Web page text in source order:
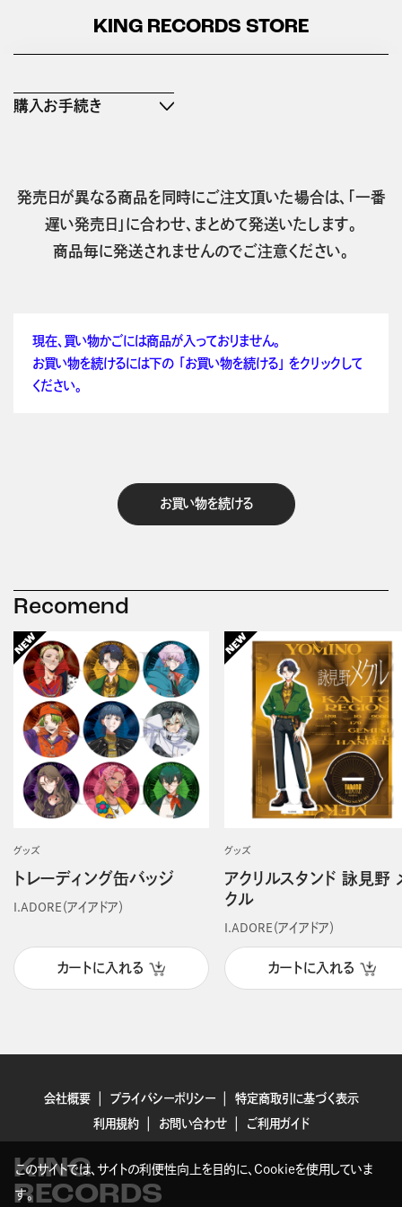
KING RECORDS STORE
購入お手続き
発売日が異なる商品を同時にご注文頂いた場合は、「一番
遅い発売日」に合わせ、まとめて発送いたします。
商品毎に発送されませんのでご注意ください。
現在、買い物かごには商品が入っておりません。
お買い物を続けるには下の 「お買い物を続ける」 をクリックして
ください。
お買い物を続ける
Recomend
グッズ
トレーディング缶バッジ
I.ADORE（アイアドア）
カートに入れる
グッズ
アクリルスタンド 詠見野
クル
I.ADORE（アイアドア）
カートに入れる
会社概要 プライバシーポリシー
特定商取引に基づく表示
利用規約
お問い合わせ ご利用ガイド
KING
RECORDS
このサイトでは、サイトの利便性向上を目的に、Cookieを使用していま
す。